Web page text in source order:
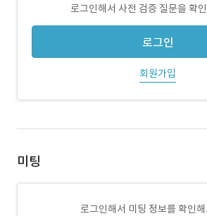
로그인해서 사전 검증 질문을 확
로그인
회원가입
미팅
로그인해서 미팅 정보를 확인